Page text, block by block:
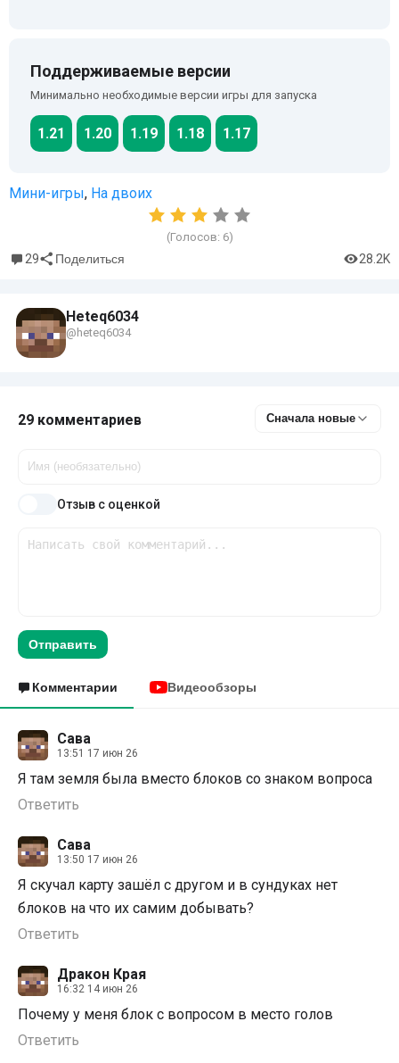
Поддерживаемые версии
Минимально необходимые версии игры для запуска
1.21 1.20 1.19 1.18 1.17
Мини-игры, На двоих
(Голосов: 6)
29 Поделиться 28.2K
Heteq6034
@heteq6034
29 комментариев Сначала новые
Отзыв с оценкой
Отправить
Комментарии Видеообзоры
Сава
13:51 17 июн 26
Я там земля была вместо блоков со знаком вопроса
Ответить
Сава
13:50 17 июн 26
Я скучал карту зашëл с другом и в сундуках нет
блоков на что их самим добывать?
Ответить
Дракон Края
16:32 14 июн 26
Почему у меня блок с вопросом в место голов
Ответить